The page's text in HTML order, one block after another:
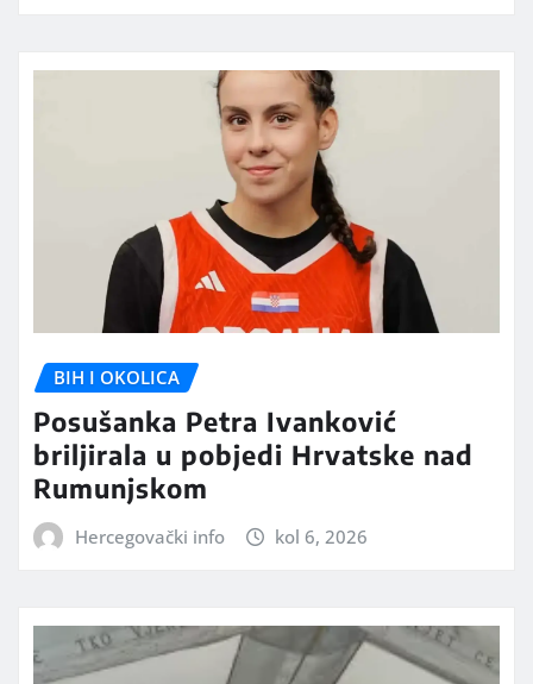
BIH I OKOLICA
Posušanka Petra Ivanković
briljirala u pobjedi Hrvatske nad
Rumunjskom
Hercegovački info kol 6, 2026